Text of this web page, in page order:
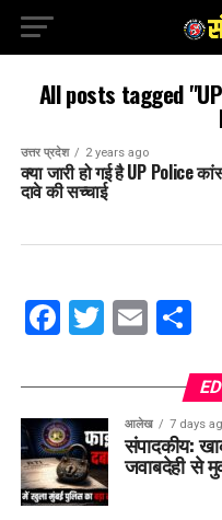
All posts tagged
उत्तर प्रदेश 2 years ago
क्या जारी हो गई है UP Police
दावे की सच्चाई
Facebook
Twitter
Email
आलेख 7 days
संपादकीय:
जवाबदेही से